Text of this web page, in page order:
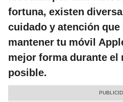
fortuna, existen
cuidado y atención
mantener tu móvil
mejor forma durante el
posible.